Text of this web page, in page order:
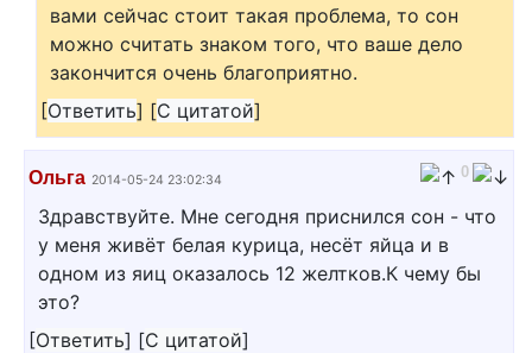
вами сейчас стоит такая проблема, то сон
можно считать знаком того, что ваше дело
закончится очень благоприятно.
[Ответить] [С цитатой]
Ольга 2014-05-24 23:02:34 0
Здравствуйте. Мне сегодня приснился сон - что
у меня живёт белая курица, несёт яйца и в
одном из яиц оказалось 12 желтков.К чему бы
это?
[Ответить] [С цитатой]